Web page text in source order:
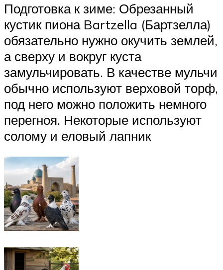
Подготовка к зиме: Обрезанный
кустик пиона Bartzella (Бартзелла)
обязательно нужно окучить землей,
а сверху и вокруг куста
замульчировать. В качестве мульчи
обычно используют верховой торф,
под него можно положить немного
перегноя. Некоторые используют
солому и еловый лапник